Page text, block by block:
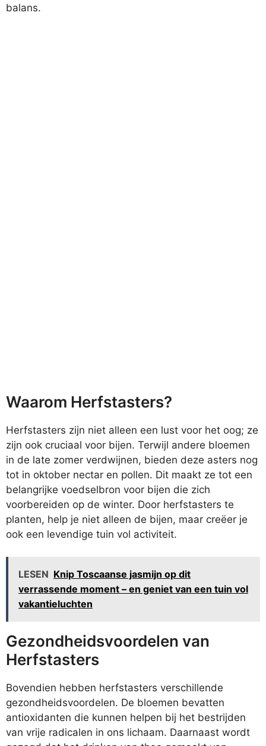
balans.
Waarom Herfstasters?
Herfstasters zijn niet alleen een lust voor het oog; ze
zijn ook cruciaal voor bijen. Terwijl andere bloemen
in de late zomer verdwijnen, bieden deze asters nog
tot in oktober nectar en pollen. Dit maakt ze tot een
belangrijke voedselbron voor bijen die zich
voorbereiden op de winter. Door herfstasters te
planten, help je niet alleen de bijen, maar creëer je
ook een levendige tuin vol activiteit.
LESEN Knip Toscaanse jasmijn op dit
verrassende moment – en geniet van een tuin vol
vakantieluchten
Gezondheidsvoordelen van
Herfstasters
Bovendien hebben herfstasters verschillende
gezondheidsvoordelen. De bloemen bevatten
antioxidanten die kunnen helpen bij het bestrijden
van vrije radicalen in ons lichaam. Daarnaast wordt